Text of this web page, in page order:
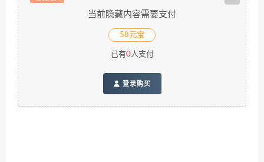
当前隐藏内容需要支付
58元宝
已有0人支付
登录购买